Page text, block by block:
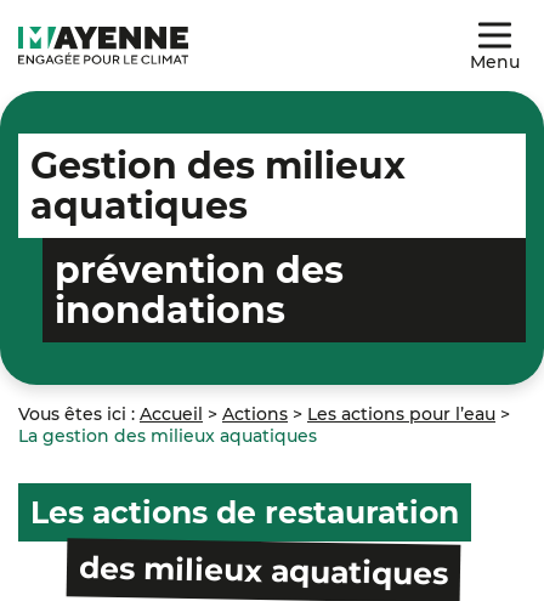
Menu
Gestion des milieux
aquatiques
prévention des
inondations
Vous êtes ici : Accueil > Actions > Les actions pour l’eau >
La gestion des milieux aquatiques
Les actions de restauration
des milieux aquatiques